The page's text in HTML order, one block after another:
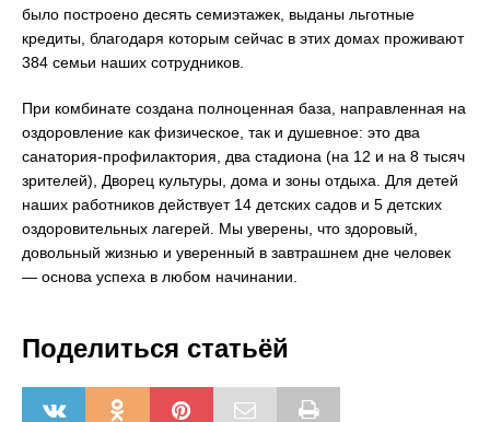
было построено десять семиэтажек, выданы льготные
кредиты, благодаря которым сейчас в этих домах проживают
384 семьи наших сотрудников.
При комбинате создана полноценная база, направленная на
оздоровление как физическое, так и душевное: это два
санатория-профилактория, два стадиона (на 12 и на 8 тысяч
зрителей), Дворец культуры, дома и зоны отдыха. Для детей
наших работников действует 14 детских садов и 5 детских
оздоровительных лагерей. Мы уверены, что здоровый,
довольный жизнью и уверенный в завтрашнем дне человек
— основа успеха в любом начинании.
Поделиться статьёй